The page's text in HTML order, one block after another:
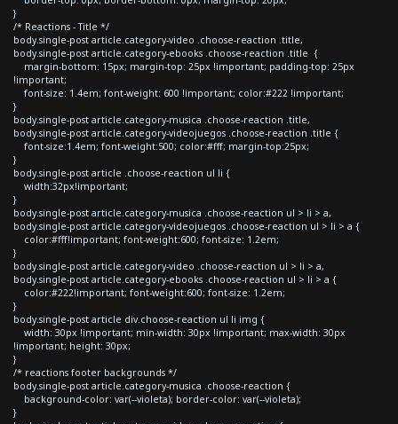
}
/* Reactions - Title */
body.single-post article.category-video .choose-reaction .title,
body.single-post article.category-ebooks .choose-reaction .title {
margin-bottom: 15px; margin-top: 25px !important; padding-top: 25px
!important;
font-size: 1.4em; font-weight: 600 !important; color:#222 !important;
}
body.single-post article.category-musica .choose-reaction .title,
body.single-post article.category-videojuegos .choose-reaction .title {
font-size:1.4em; font-weight:500; color:#fff; margin-top:25px;
}
body.single-post article .choose-reaction ul li {
width:32px!important;
}
body.single-post article.category-musica .choose-reaction ul > li > a,
body.single-post article.category-videojuegos .choose-reaction ul > li > a {
color:#fff!important; font-weight:600; font-size: 1.2em;
}
body.single-post article.category-video .choose-reaction ul > li > a,
body.single-post article.category-ebooks .choose-reaction ul > li > a {
color:#222!important; font-weight:600; font-size: 1.2em;
}
body.single-post article div.choose-reaction ul li img {
width: 30px !important; min-width: 30px !important; max-width: 30px
!important; height: 30px;
}
/* reactions footer backgrounds */
body.single-post article.category-musica .choose-reaction {
background-color: var(--violeta); border-color: var(--violeta);
}